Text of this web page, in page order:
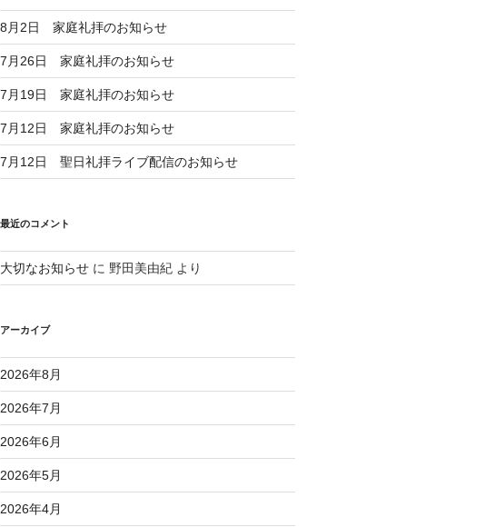
8月2日 家庭礼拝のお知らせ
7月26日 家庭礼拝のお知らせ
7月19日 家庭礼拝のお知らせ
7月12日 家庭礼拝のお知らせ
7月12日 聖日礼拝ライブ配信のお知らせ
最近のコメント
大切なお知らせに 野田美由紀より
アーカイブ
2026年8月
2026年7月
2026年6月
2026年5月
2026年4月